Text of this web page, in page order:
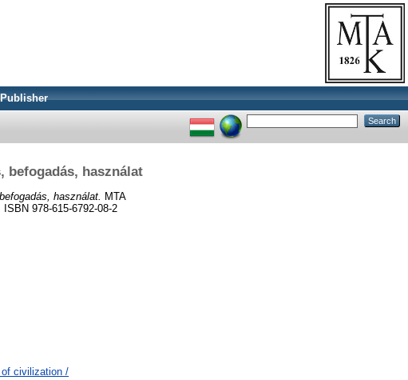
befogadás, használat
használat. MTA
978-615-6792-08-2
civilization /